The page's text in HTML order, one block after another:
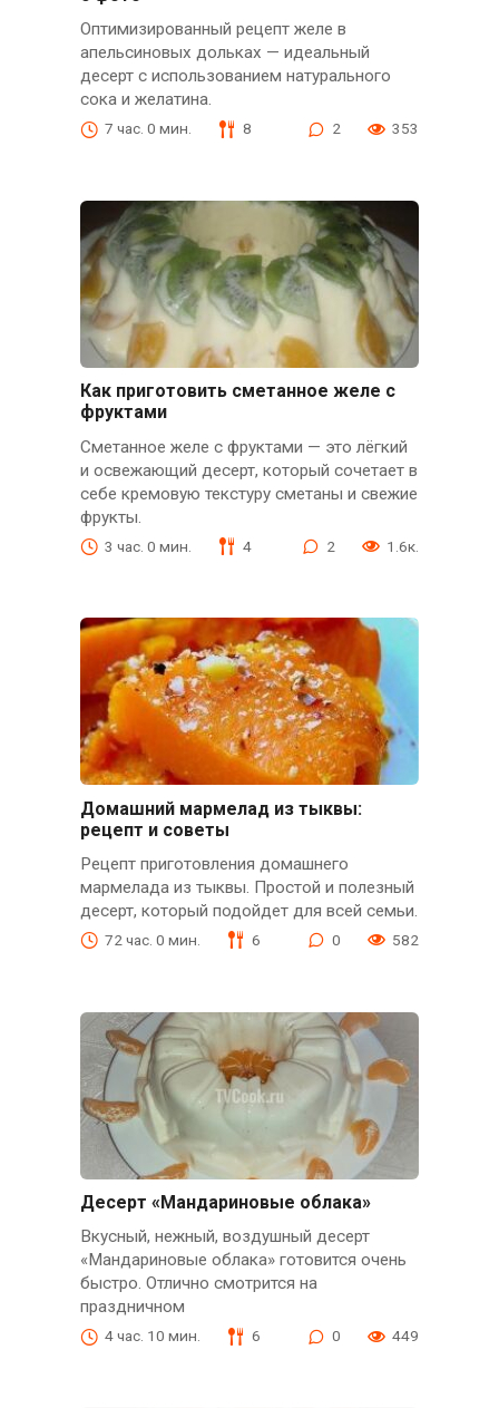
Оптимизированный рецепт желе в
апельсиновых дольках — идеальный
десерт с использованием натурального
сока и желатина.
7 час. 0 мин. 8 2 353
Как приготовить сметанное желе с
фруктами
Сметанное желе с фруктами — это лёгкий
и освежающий десерт, который сочетает в
себе кремовую текстуру сметаны и свежие
фрукты.
3 час. 0 мин. 4 2 1.6к.
Домашний мармелад из тыквы:
рецепт и советы
Рецепт приготовления домашнего
мармелада из тыквы. Простой и полезный
десерт, который подойдет для всей семьи.
72 час. 0 мин. 6 0 582
Десерт «Мандариновые облака»
Вкусный, нежный, воздушный десерт
«Мандариновые облака» готовится очень
быстро. Отлично смотрится на
праздничном
4 час. 10 мин. 6 0 449